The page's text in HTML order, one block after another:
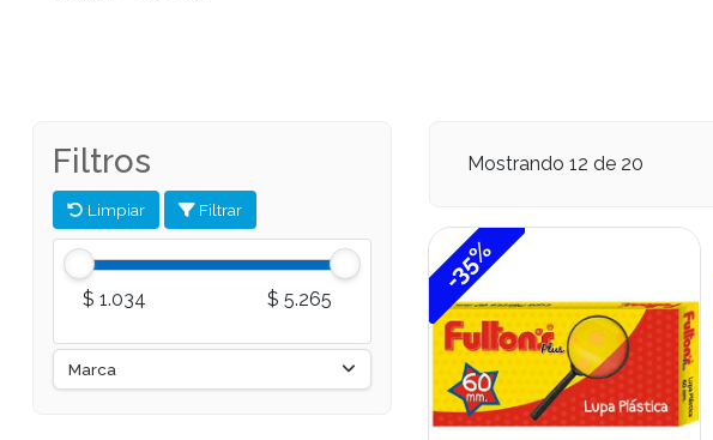
Filtros
Limpiar Filtrar
$ 1.034 $ 5.265
Marca
Mostrando 12 de 20
-35%